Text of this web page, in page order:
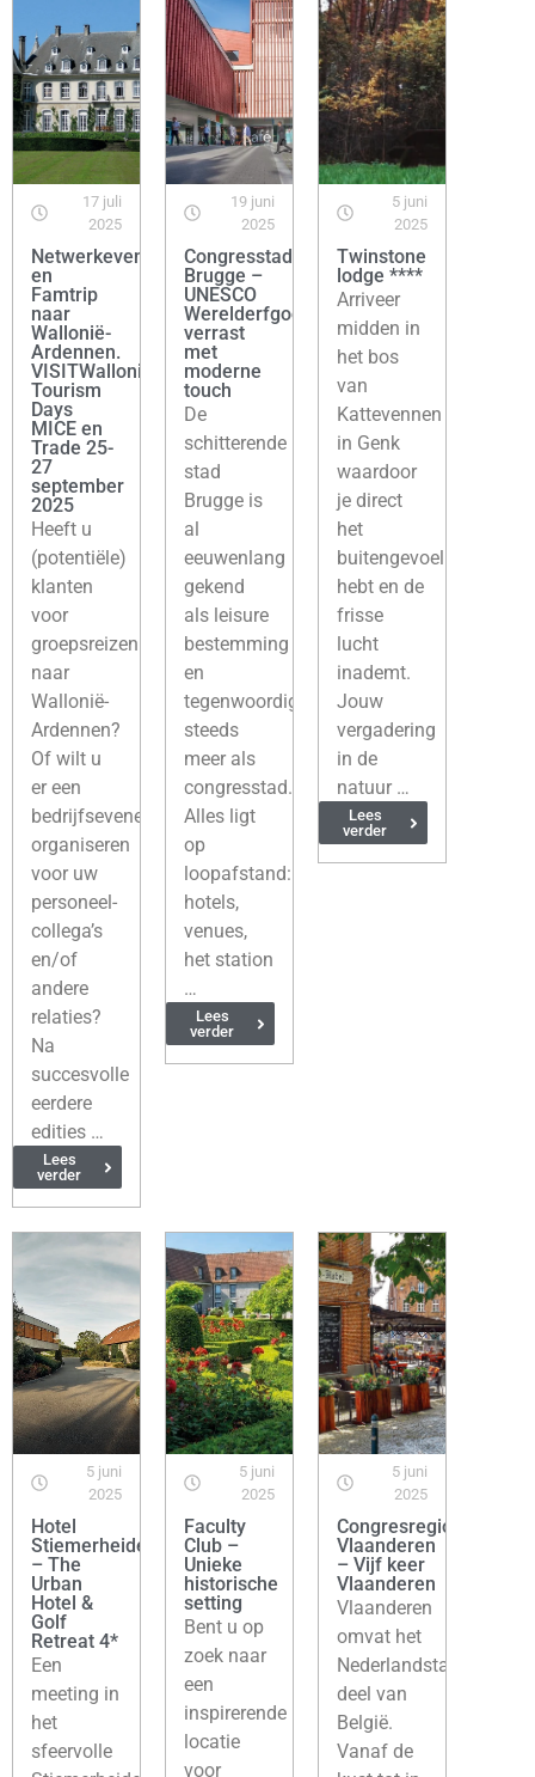
17 juli
2025
Netwerkevenement
en
Famtrip
naar
Wallonië-
Ardennen.
VISITWallonia
Tourism
Days
MICE en
Trade 25-
27
september
2025
Heeft u
(potentiële)
klanten
voor
groepsreizen
naar
Wallonië-
Ardennen?
Of wilt u
er een
bedrijfsevenement
organiseren
voor uw
personeel-
collega’s
en/of
andere
relaties?
Na
succesvolle
eerdere
edities …
Lees
verder
19 juni
2025
Congresstad
Brugge –
UNESCO
Werelderfgoedstad
verrast
met
moderne
touch
De
schitterende
stad
Brugge is
al
eeuwenlang
gekend
als leisure
bestemming
en
tegenwoordig
steeds
meer als
congresstad.
Alles ligt
op
loopafstand:
hotels,
venues,
het station
…
Lees
verder
5 juni
2025
Twinstone
lodge ****
Arriveer
midden in
het bos
van
Kattevennen
in Genk
waardoor
je direct
het
buitengevoel
hebt en de
frisse
lucht
inademt.
Jouw
vergadering
in de
natuur …
Lees
verder
5 juni
2025
Hotel
Stiemerheide
– The
Urban
Hotel &
Golf
Retreat 4*
Een
meeting in
het
sfeervolle
5 juni
2025
Faculty
Club –
Unieke
historische
setting
Bent u op
zoek naar
een
inspirerende
locatie
voor
5 juni
2025
Congresregio
Vlaanderen
– Vijf keer
Vlaanderen
Vlaanderen
omvat het
Nederlandstalige
deel van
België.
Vanaf de